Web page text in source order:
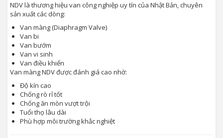
NDV là thương hiệu van công nghiệp uy tín của Nhật Bản, chuyên
sản xuất các dòng:
Van màng (Diaphragm Valve)
Van bi
Van bướm
Van vi sinh
Van điều khiển
Van màng NDV được đánh giá cao nhờ:
Độ kín cao
Chống rò rỉ tốt
Chống ăn mòn vượt trội
Tuổi thọ lâu dài
Phù hợp môi trường khắc nghiệt